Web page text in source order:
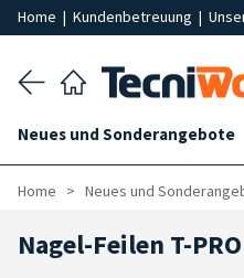
Home | Kundenbetreuung |
Neues und Sonderangebote
Home Neues und
Nagel-Feilen T-PRO